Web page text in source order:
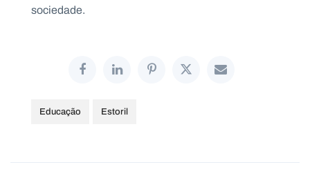
sociedade.
Educação Estoril
r